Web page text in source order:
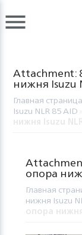
Attachment:
нижня Isuzu
Главная страница
Isuzu NLR 85 AID
опора
Главная
нижня Isuzu